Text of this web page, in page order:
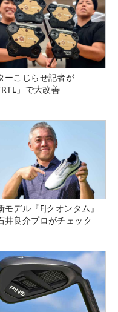
ーこじらせ記者が
」で大改善
モデル『FJクオンタム』
井良介プロがチェック